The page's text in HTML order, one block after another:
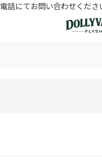
話にてお問い合わせくだ